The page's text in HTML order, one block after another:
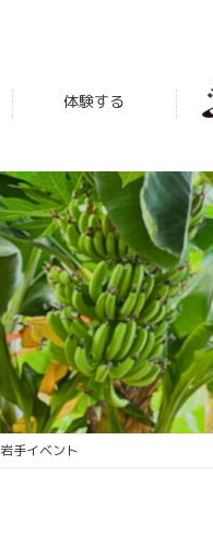
体験する
岩手イベント